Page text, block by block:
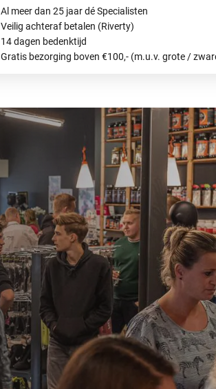
Al meer dan 25 jaar dé Specialisten
Veilig achteraf betalen (Riverty)
14 dagen bedenktijd
Gratis bezorging boven €100,- (m.u.v. grote /